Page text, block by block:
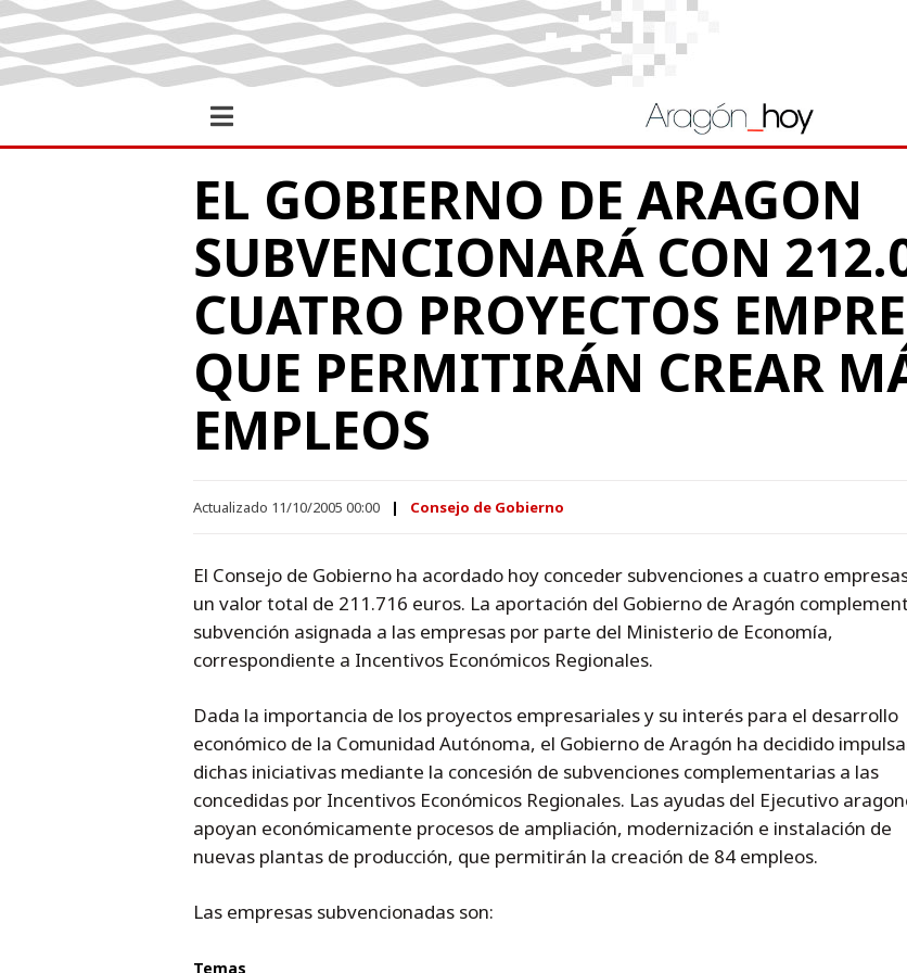
EL GOBIERNO DE ARAGON
SUBVENCIONARÁ CON
CUATRO PROYECTOS
QUE PERMITIRÁN CREAR
EMPLEOS
Actualizado 11/10/2005 00:00 Consejo de Gobierno
El Consejo de Gobierno ha acordado hoy conceder subvenciones a cuatro
un valor total de 211.716 euros. La aportación del Gobierno de Aragón
subvención asignada a las empresas por parte del Ministerio de Economía,
correspondiente a Incentivos Económicos Regionales.
Dada la importancia de los proyectos empresariales y su interés para el desarrollo
económico de la Comunidad Autónoma, el Gobierno de Aragón ha decidido
dichas iniciativas mediante la concesión de subvenciones complementarias a las
concedidas por Incentivos Económicos Regionales. Las ayudas del Ejecutivo
apoyan económicamente procesos de ampliación, modernización e instalación de
nuevas plantas de producción, que permitirán la creación de 84 empleos.
Las empresas subvencionadas son:
Temas